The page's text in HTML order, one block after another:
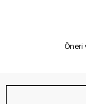
Öneri